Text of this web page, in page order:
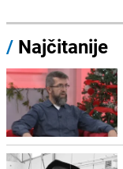
/ Najčitanije